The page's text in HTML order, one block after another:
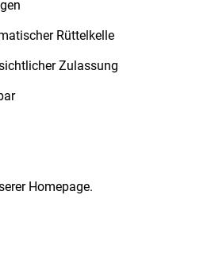
Rüttelkelle
Zulassung
Homepage.